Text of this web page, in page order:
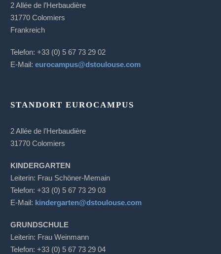
2 Allée de l’Herbaudière
31770 Colomiers
Frankreich
Telefon: +33 (0) 5 67 73 29 02
E-Mail:eurocampus@dstoulouse.com
STANDORT EUROCAMPUS
2 Allée de l’Herbaudière
31770 Colomiers
KINDERGARTEN
Leiterin: Frau Schöner-Memain
Telefon: +33 (0) 5 67 73 29 03
E-Mail: kindergarten@dstoulouse.com
GRUNDSCHULE
Leiterin: Frau Weinmann
Telefon: +33 (0) 5 67 73 29 04